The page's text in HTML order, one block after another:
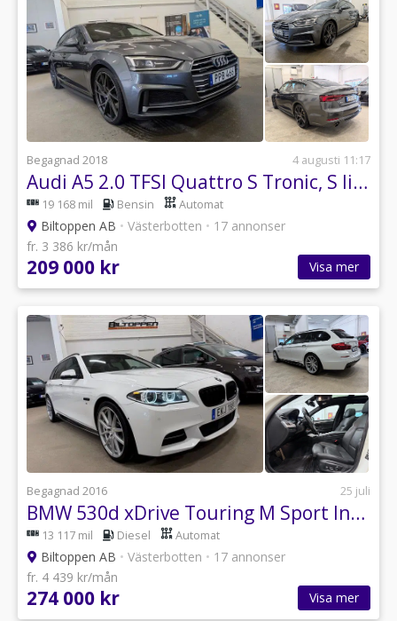
Begagnad 2018 4 augusti 11:17
Audi A5 2.0 TFSI Quattro S Tronic, S line / Cockpit / P-sensor
19 168 mil Bensin Automat
Biltoppen AB • Västerbotten • 17 annonser
fr. 3 386 kr/mån
209 000 kr Visa mer
Begagnad 2016 25 juli
BMW 530d xDrive Touring M Sport Innovation Edition D-Värm / HUD
13 117 mil Diesel Automat
Biltoppen AB • Västerbotten • 17 annonser
fr. 4 439 kr/mån
274 000 kr Visa mer